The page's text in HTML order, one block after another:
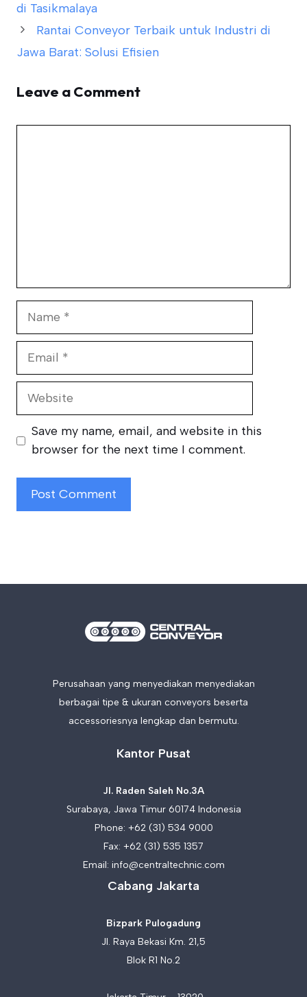
di Tasikmalaya
Rantai Conveyor Terbaik untuk Industri di
Jawa Barat: Solusi Efisien
Leave a Comment
Website
Save my name, email, and website in this
browser for the next time I comment.
Perusahaan yang menyediakan menyediakan
berbagai tipe & ukuran conveyors beserta
accessoriesnya lengkap dan bermutu.
Kantor Pusat
Jl. Raden Saleh No.3A
Surabaya, Jawa Timur 60174 Indonesia
Phone: +62 (31) 534 9000
Fax: +62 (31) 535 1357
Email: info@centraltechnic.com
Cabang Jakarta
Bizpark Pulogadung
Jl. Raya Bekasi Km. 21,5
Blok R1 No.2